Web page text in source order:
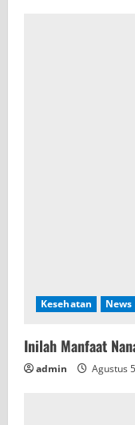
Kesehatan News
Inilah Manfaat
admin Agustus